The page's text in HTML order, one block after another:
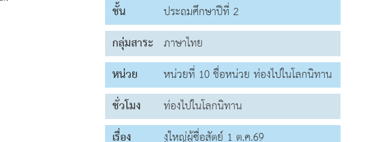
ชั้น
ประถมศึกษาปีที่ 2
กลุ่มสาระ ภาษาไทย
หน่วย
หน่วยที่ 10 ชื่อหน่วย ท่องไปในโลกนิทาน
ชั่วโมง
ท่องไปในโลกนิทาน
เรื่อง
งูใหญ่ผู้ซื่อสัตย์ 1 ต.ค.69